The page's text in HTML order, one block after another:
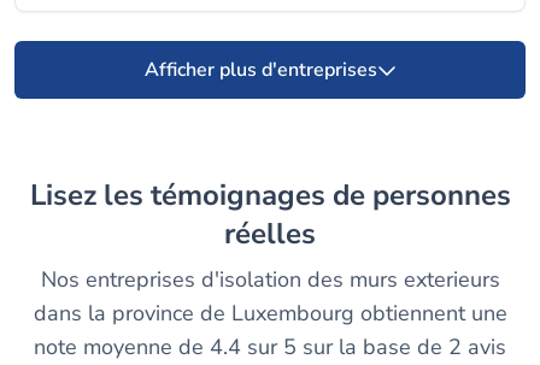
Afficher plus d'entreprises
Lisez les témoignages de personnes
réelles
Nos entreprises d'isolation des murs exterieurs
dans la province de Luxembourg obtiennent une
note moyenne de 4.4 sur 5 sur la base de 2 avis